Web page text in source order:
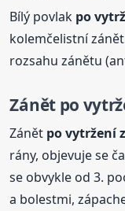
Bílý povlak po
kolemčelistní
rozsahu zánětu
Zánět po
Zánět po vytržení
rány, objevuje se
se obvykle od 3.
a bolestmi,